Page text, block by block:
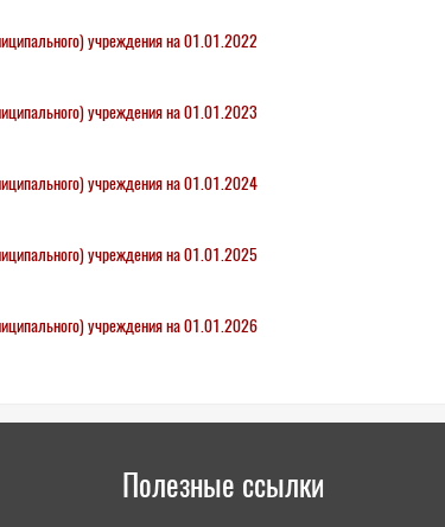
учреждения на 01.01.2022
учреждения на 01.01.2023
учреждения на 01.01.2024
учреждения на 01.01.2025
учреждения на 01.01.2026
Полезные ссылки